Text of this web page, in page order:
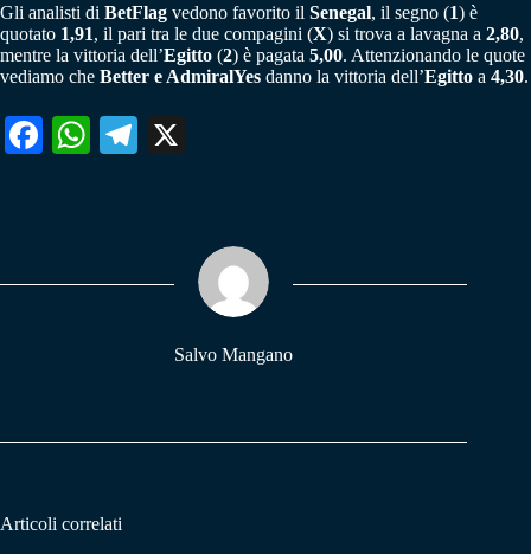
Gli analisti di BetFlag vedono favorito il Senegal, il segno (1) è
quotato 1,91, il pari tra le due compagini (X) si trova a lavagna a 2,80,
mentre la vittoria dell’Egitto (2) è pagata 5,00. Attenzionando le quote
vediamo che Better e AdmiralYes danno la vittoria dell’Egitto a 4,30.
Fa W
pp
Te
m
Salvo Mangano
Articoli correlati